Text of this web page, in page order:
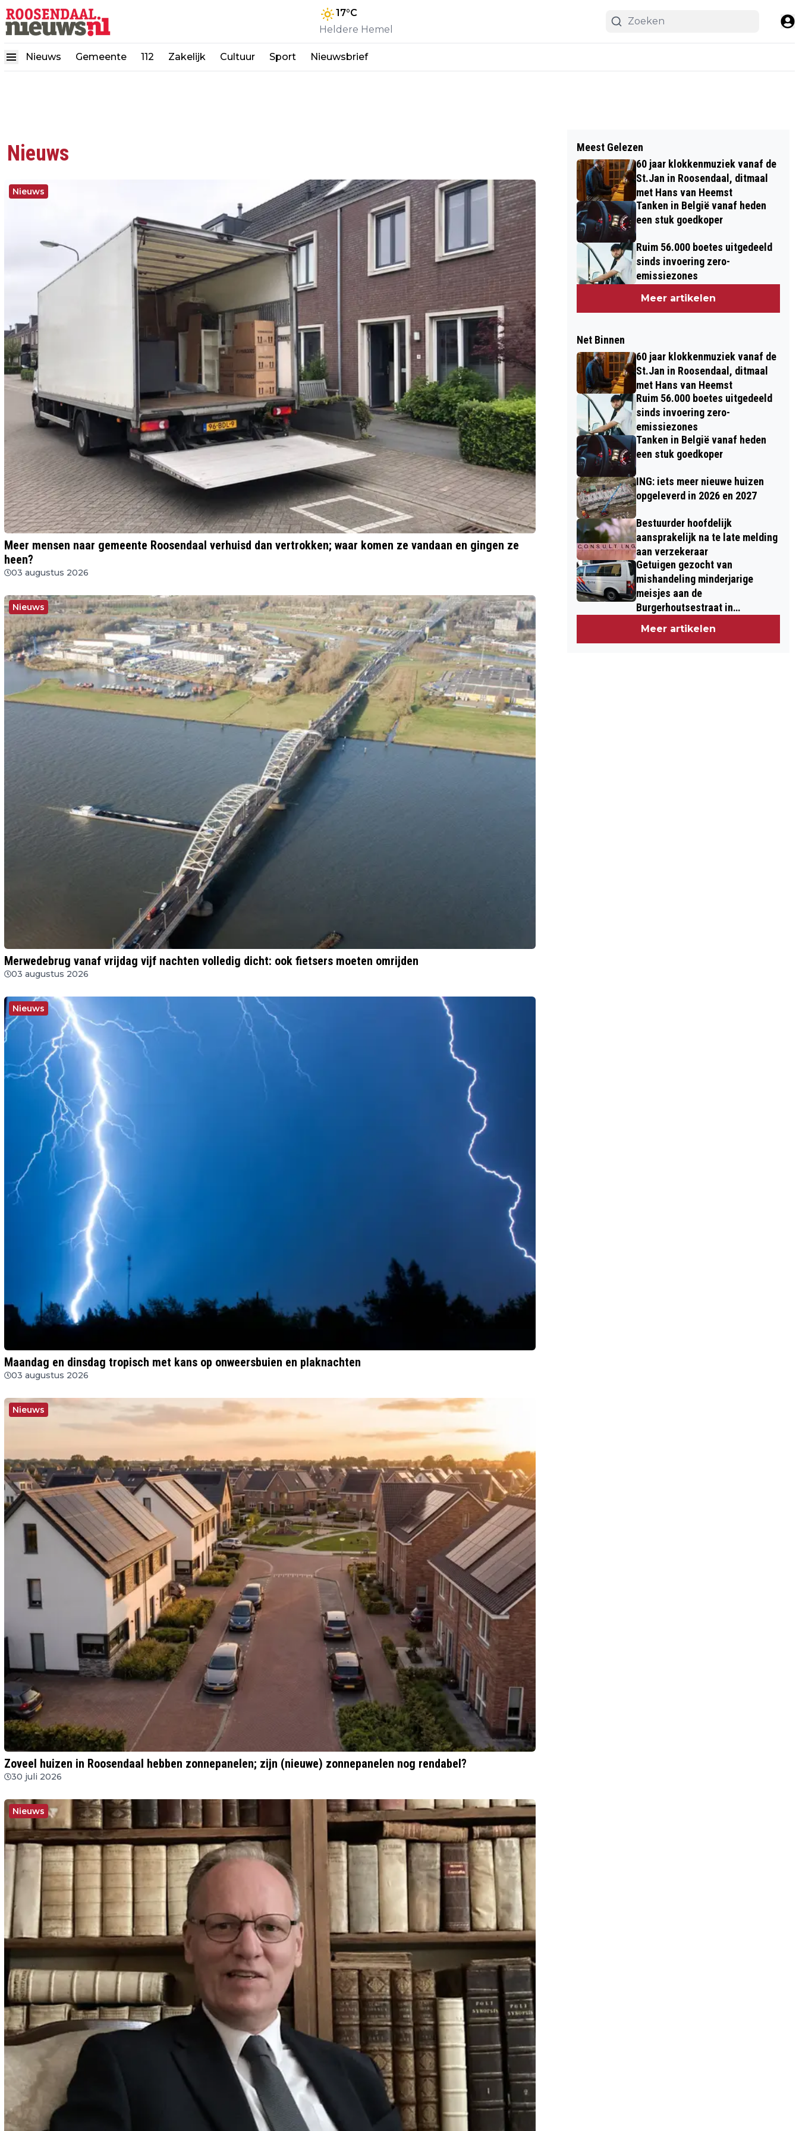
17°C
Heldere Hemel
Nieuws Gemeente 112 Zakelijk Cultuur Sport Nieuwsbrief
Nieuws
Nieuws
Meer mensen naar gemeente Roosendaal verhuisd dan vertrokken; waar komen ze vandaan en gingen ze
heen?
03 augustus 2026
Nieuws
Merwedebrug vanaf vrijdag vijf nachten volledig dicht: ook fietsers moeten omrijden
03 augustus 2026
Nieuws
Maandag en dinsdag tropisch met kans op onweersbuien en plaknachten
03 augustus 2026
Nieuws
Zoveel huizen in Roosendaal hebben zonnepanelen; zijn (nieuwe) zonnepanelen nog rendabel?
30 juli 2026
Nieuws
Meest Gelezen
60 jaar klokkenmuziek vanaf de
St.Jan in Roosendaal, ditmaal
met Hans van Heemst
Tanken in België vanaf heden
een stuk goedkoper
Ruim 56.000 boetes uitgedeeld
sinds invoering zero-
emissiezones
Meer artikelen
Net Binnen
60 jaar klokkenmuziek vanaf de
St.Jan in Roosendaal, ditmaal
met Hans van Heemst
Ruim 56.000 boetes uitgedeeld
sinds invoering zero-
emissiezones
Tanken in België vanaf heden
een stuk goedkoper
ING: iets meer nieuwe huizen
opgeleverd in 2026 en 2027
Bestuurder hoofdelijk
aansprakelijk na te late melding
aan verzekeraar
Getuigen gezocht van
mishandeling minderjarige
meisjes aan de
Burgerhoutsestraat in
Roosendaal
Meer artikelen